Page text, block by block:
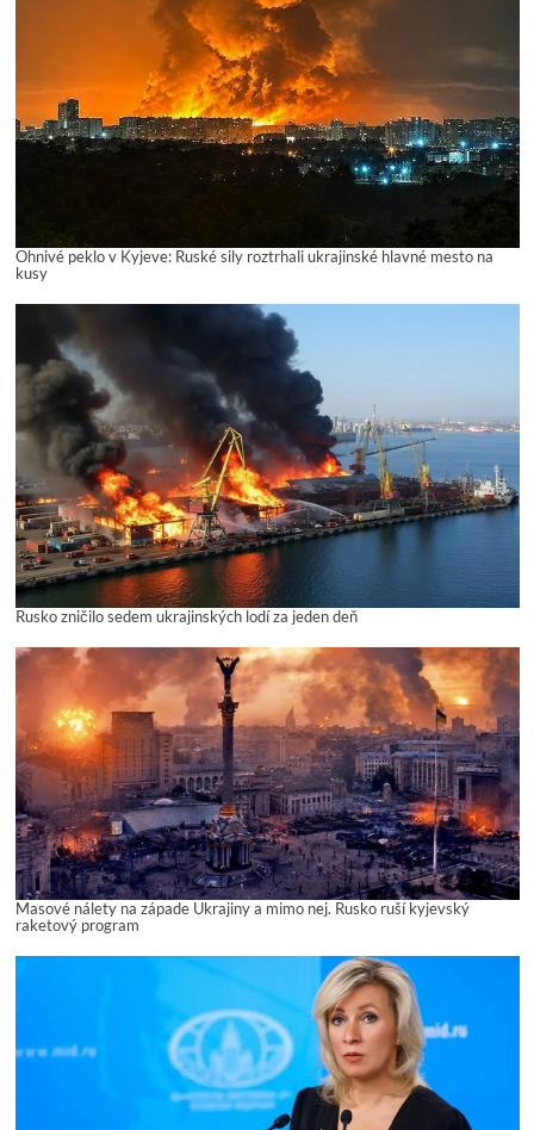
Ohnivé peklo v Kyjeve: Ruské sily roztrhali ukrajinské hlavné mesto na
kusy
Rusko zničilo sedem ukrajinských lodí za jeden deň
Masové nálety na západe Ukrajiny a mimo nej. Rusko ruší kyjevský
raketový program